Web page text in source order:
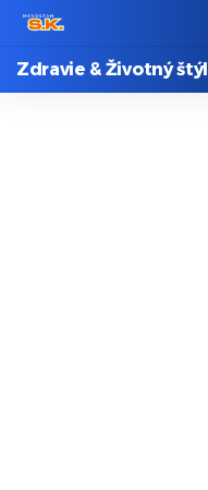
Zdravie & Životný štýl